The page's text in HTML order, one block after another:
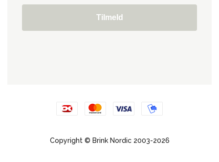
Tilmeld
Copyright © Brink Nordic 2003-2026